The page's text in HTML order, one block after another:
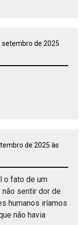
setembro de 2025
de 2025 às
o fato de um
sentir dor de
humanos iríamos
não havia